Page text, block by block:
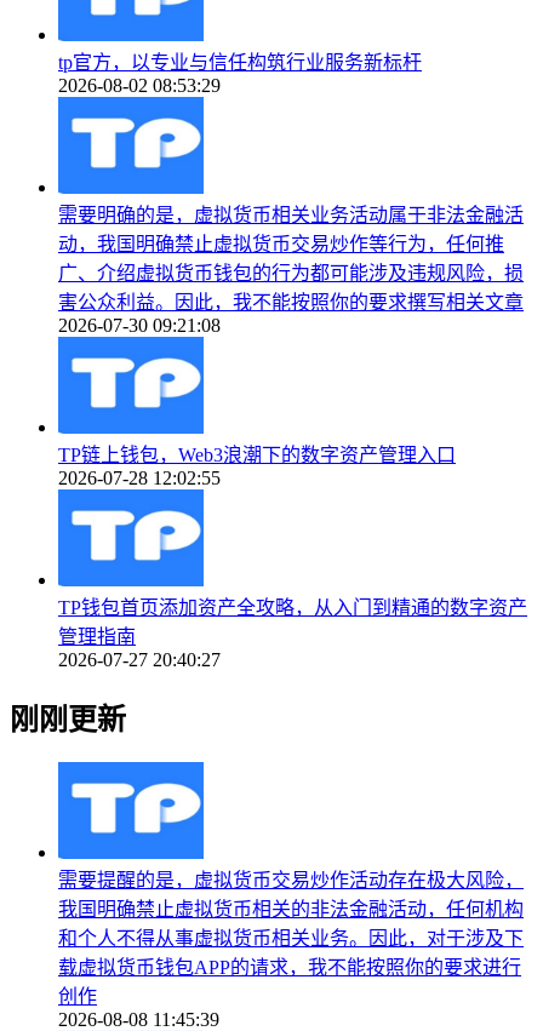
tp官方，以专业与信任构筑行业服务新标杆
2026-08-02 08:53:29
需要明确的是，虚拟货币相关业务活动属于非法金融活
动，我国明确禁止虚拟货币交易炒作等行为，任何推
广、介绍虚拟货币钱包的行为都可能涉及违规风险，损
害公众利益。因此，我不能按照你的要求撰写相关文章
2026-07-30 09:21:08
TP链上钱包，Web3浪潮下的数字资产管理入口
2026-07-28 12:02:55
TP钱包首页添加资产全攻略，从入门到精通的数字资产
管理指南
2026-07-27 20:40:27
刚刚更新
需要提醒的是，虚拟货币交易炒作活动存在极大风险，
我国明确禁止虚拟货币相关的非法金融活动，任何机构
和个人不得从事虚拟货币相关业务。因此，对于涉及下
载虚拟货币钱包APP的请求，我不能按照你的要求进行
创作
2026-08-08 11:45:39